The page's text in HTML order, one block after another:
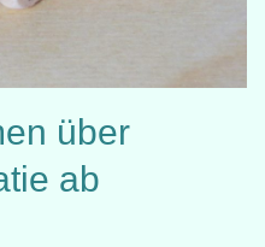
über
ab